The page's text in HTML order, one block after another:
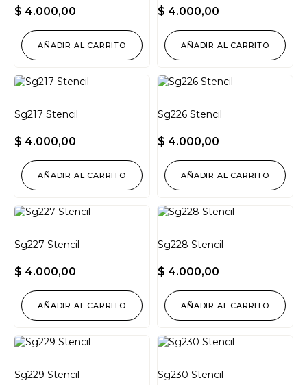
$ 4.000,00
AÑADIR AL CARRITO
$ 4.000,00
AÑADIR AL CARRITO
Sg217 Stencil
$ 4.000,00
AÑADIR AL CARRITO
Sg226 Stencil
$ 4.000,00
AÑADIR AL CARRITO
Sg227 Stencil
$ 4.000,00
AÑADIR AL CARRITO
Sg228 Stencil
$ 4.000,00
AÑADIR AL CARRITO
Sg229 Stencil Sg230 Stencil